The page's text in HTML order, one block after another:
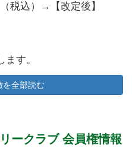
税込）→【改定後】
す。
11,000円（税込）→【改
を全部読む
ークラブ 会員権情報